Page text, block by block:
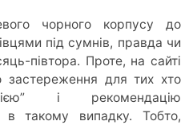
чорного корпусу до
під сумнів, правда чи
півтора. Проте, на сайті
застереження для тих хто
і рекомендацію
в такому випадку. Тобто,